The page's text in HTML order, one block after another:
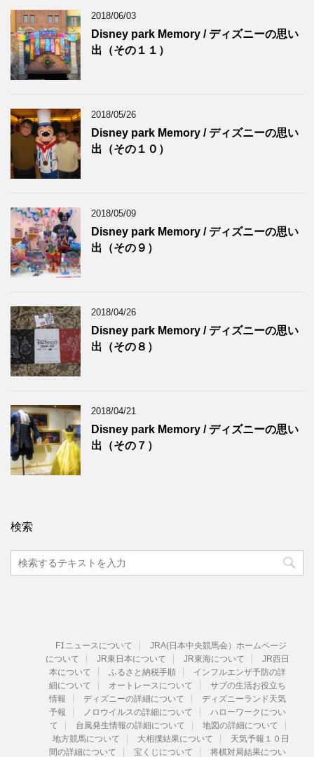
2018/06/03
Disney park Memory / ディズニーの思い
出（その１１）
2018/05/26
Disney park Memory / ディズニーの思い
出（その１０）
2018/05/09
Disney park Memory / ディズニーの思い
出（その９）
2018/04/26
Disney park Memory / ディズニーの思い
出（その８）
2018/04/21
Disney park Memory / ディズニーの思い
出（その７）
検索
F1ニュースについて
JRA(日本中央競馬会）ホームページ
について
JR東日本について JR東海について
JR西日
本について
ふるさと納税手順
インフルエンザ予防の詳
細について
オートレースについて
サブの生活お役立ち
情報
ディズニーの詳細について
ディズニーランド天気
予報
ノロウイルスの詳細について
ハローワークについ
て
台風発生情報の詳細について
地図の詳細について
地方競馬について
大相撲結果について
天気予報１０日
間の詳細について
宝くじについて 将棋対局結果につい